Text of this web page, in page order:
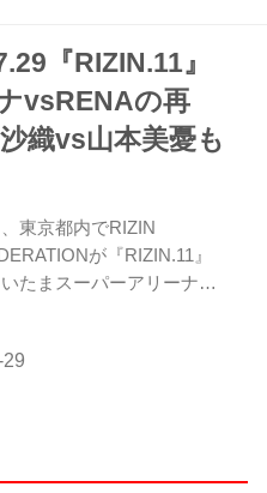
年12月にシングル「未完成
ジャー・デビュー。女子
気上昇中の注目バンド
選手とは、動画サイトで
ジックビデオを観たこと
、強力タッグを組むよう
『RIZIN.11』
vsRENAの再
織vs山本美憂も
東京都内でRIZIN
が『RIZIN.11』
いたまスーパーアリーナ）
2018~』（7月6日、TDCホ
会見を行った。 会見には
ュートボクシング創始
クシング協会会長シーザー